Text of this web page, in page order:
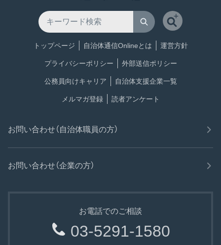
トップページ 自治体通信Onlineとは 運営方針
プライバシーポリシー 外部送信ポリシー
公務員向けキャリア 自治体支援企業一覧
メルマガ登録 読者アンケート
お問い合わせ（自治体職員の方）
お問い合わせ（企業の方）
お電話でのご相談
03-5291-1580